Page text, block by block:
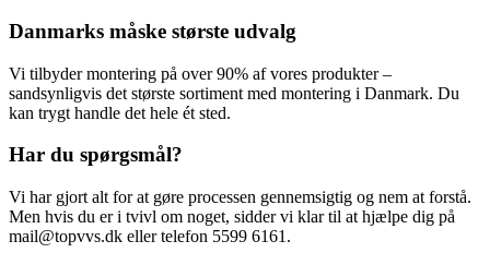
Danmarks måske største udvalg
Vi tilbyder montering på over 90% af vores produkter –
sandsynligvis det største sortiment med montering i Danmark. Du
kan trygt handle det hele ét sted.
Har du spørgsmål?
Vi har gjort alt for at gøre processen gennemsigtig og nem at forstå.
Men hvis du er i tvivl om noget, sidder vi klar til at hjælpe dig på
mail@topvvs.dk eller telefon 5599 6161.